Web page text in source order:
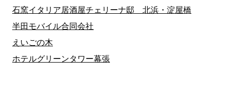
石窯イタリア居酒屋チェリーナ邸 北浜・淀屋橋
半田モバイル合同会社
えいごの木
ホテルグリーンタワー幕張